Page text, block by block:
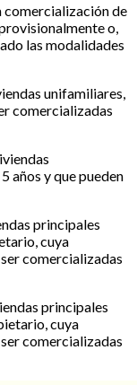
comercialización de
o,
las modalidades
unifamiliares,
comercializadas
años y que pueden
principales
cuya
comercializadas
principales
cuya
comercializadas